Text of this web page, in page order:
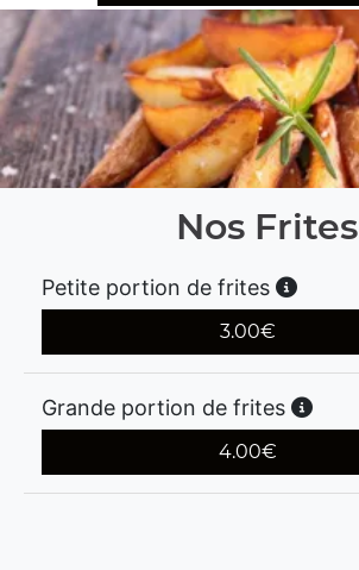
Nos Frites
Petite portion de frites
3.00€
Grande portion de frites
4.00€